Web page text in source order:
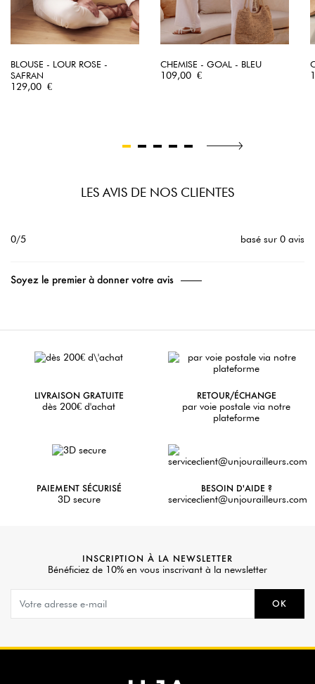
BLOUSE - LOUR ROSE -
SAFRAN
Prix
129,00 €
CHEMISE - GOAL - BLEU
Prix
109,00 €
LES AVIS DE NOS CLIENTES
0/5 basé sur 0 avis
Soyez le premier à donner votre avis
LIVRAISON GRATUITE
dès 200€ d'achat
RETOUR/ÉCHANGE
par voie postale via notre
plateforme
PAIEMENT SÉCURISÉ
3D secure
BESOIN D'AIDE ?
serviceclient@unjourailleurs.com
INSCRIPTION À LA NEWSLETTER
Bénéficiez de 10% en vous inscrivant à la newsletter
OK